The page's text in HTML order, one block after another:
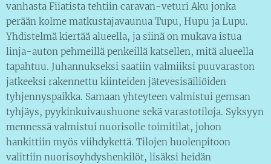
vanhasta Fiiatista tehtiin caravan-veturi Aku jonka
perään kolme matkustajavaunua Tupu, Hupu ja Lupu.
Yhdistelmä kiertää alueella, ja siinä on mukava istua
linja-auton pehmeillä penkeillä katsellen, mitä alueella
tapahtuu. Juhannukseksi saatiin valmiiksi puuvaraston
jatkeeksi rakennettu kiinteiden jätevesisäiliöiden
tyhjennyspaikka. Samaan yhteyteen valmistui gemsan
tyhjäys, pyykinkuivaushuone sekä varastotiloja. Syksyyn
mennessä valmistui nuorisolle toimitilat, johon
hankittiin myös viihdykettä. Tilojen huolenpitoon
valittiin nuorisoyhdyshenkilöt, lisäksi heidän